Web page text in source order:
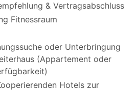
& Vertragsabschluss
Fitnessraum
oder Unterbringung
(Appartement oder
Hotels zur